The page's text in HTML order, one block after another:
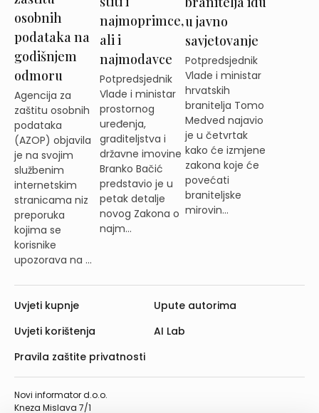
osobnih
podataka na
godišnjem
odmoru
Agencija za
zaštitu osobnih
podataka
(AZOP) objavila
je na svojim
službenim
internetskim
stranicama niz
preporuka
kojima se
korisnike
upozorava na ...
najmoprimce,
ali i
najmodavce
Potpredsjednik
Vlade i ministar
prostornog
uređenja,
graditeljstva i
državne imovine
Branko Bačić
predstavio je u
petak detalje
novog Zakona o
najm...
u javno
savjetovanje
Potpredsjednik
Vlade i ministar
hrvatskih
branitelja Tomo
Medved najavio
je u četvrtak
kako će izmjene
zakona koje će
povećati
braniteljske
mirovin...
Novi informator d.o.o.
Kneza Mislava 7/1
Uvjeti kupnje
Uvjeti korištenja
Pravila zaštite privatnosti
Upute autorima
AI Lab